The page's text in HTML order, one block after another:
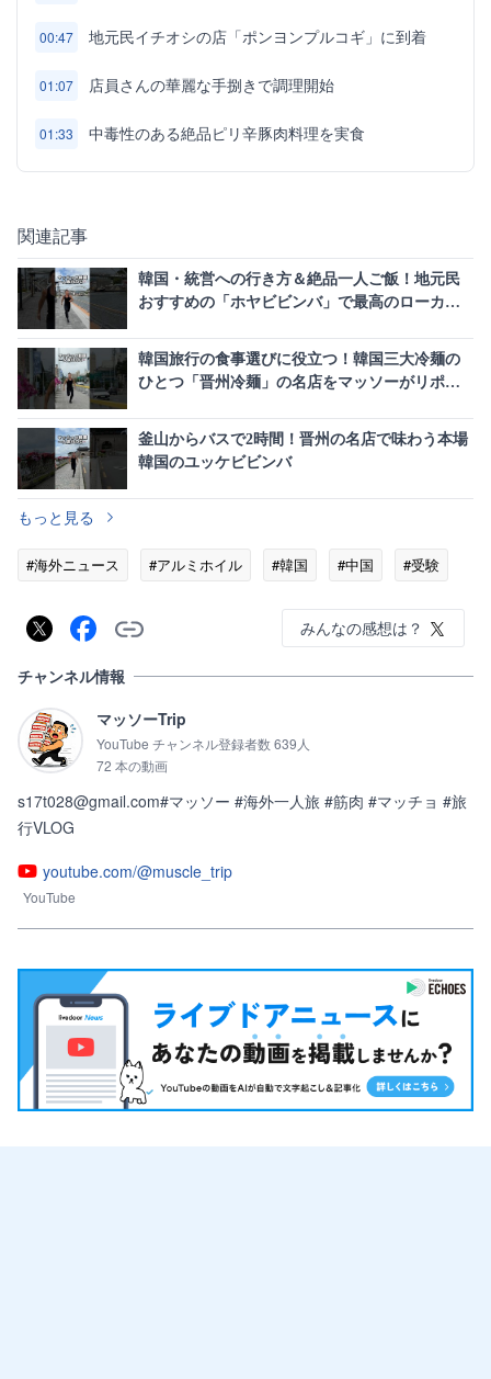
00:47 地元民イチオシの店「ポンヨンプルコギ」に到着
01:07 店員さんの華麗な手捌きで調理開始
01:33 中毒性のある絶品ピリ辛豚肉料理を実食
関連記事
韓国・統営への行き方＆絶品一人ご飯！地元民
おすすめの「ホヤビビンバ」で最高のローカル
韓国旅行の食事選びに役立つ！韓国三大冷麺の
ひとつ「晋州冷麺」の名店をマッソーがリポー
釜山からバスで2時間！晋州の名店で味わう本場
韓国のユッケビビンバ
もっと見る
#海外ニュース #アルミホイル #韓国 #中国 #受験
みんなの感想は？
チャンネル情報
マッソーTrip
YouTube チャンネル登録者数 639人
72 本の動画
s17t028@gmail.com#マッソー #海外一人旅 #筋肉 #マッチョ #旅
行VLOG
youtube.com/@muscle_trip
YouTube